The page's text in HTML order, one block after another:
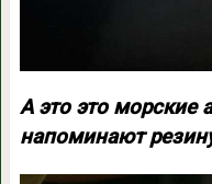
А это это морские
напоминают